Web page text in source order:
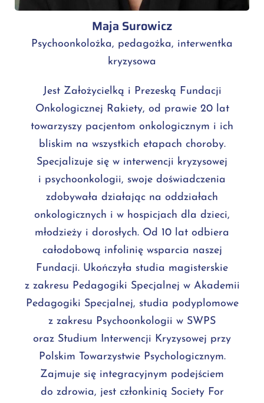
Maja Surowicz
Psychoonkolożka, pedagożka, interwentka
kryzysowa
Jest Założycielką i Prezeską Fundacji
Onkologicznej Rakiety, od prawie 20 lat
towarzyszy pacjentom onkologicznym i ich
bliskim na wszystkich etapach choroby.
Specjalizuje się w interwencji kryzysowej
i psychoonkologii, swoje doświadczenia
zdobywała działając na oddziałach
onkologicznych i w hospicjach dla dzieci,
młodzieży i dorosłych. Od 10 lat odbiera
całodobową infolinię wsparcia naszej
Fundacji. Ukończyła studia magisterskie
z zakresu Pedagogiki Specjalnej w Akademii
Pedagogiki Specjalnej, studia podyplomowe
z zakresu Psychoonkologii w SWPS
oraz Studium Interwencji Kryzysowej przy
Polskim Towarzystwie Psychologicznym.
Zajmuje się integracyjnym podejściem
do zdrowia, jest członkinią Society For